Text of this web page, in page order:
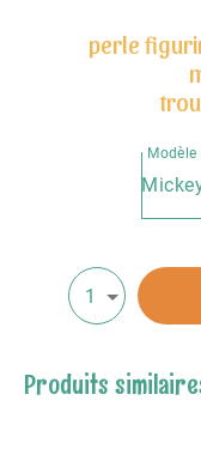
perle
Modèle
1
Produits